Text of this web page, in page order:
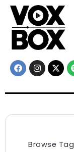
Browse Tag